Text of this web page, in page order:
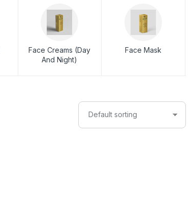
Face Creams (Day
And Night)
Face Mask